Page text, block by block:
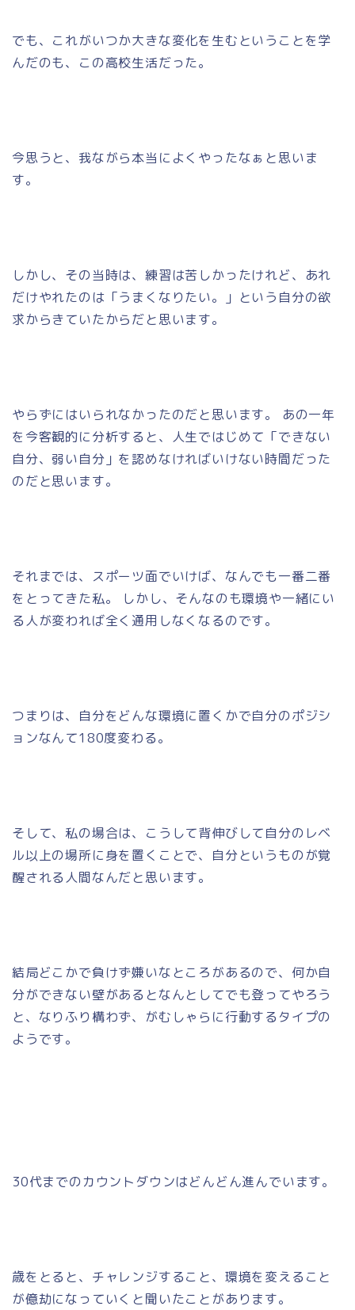
でも、これがいつか大きな変化を生むということを学
んだのも、この高校生活だった。
今思うと、我ながら本当によくやったなぁと思いま
す。
しかし、その当時は、練習は苦しかったけれど、あれ
だけやれたのは「うまくなりたい。」という自分の欲
求からきていたからだと思います。
やらずにはいられなかったのだと思います。 あの一年
を今客観的に分析すると、人生ではじめて「できない
自分、弱い自分」を認めなければいけない時間だった
のだと思います。
それまでは、スポーツ面でいけば、なんでも一番二番
をとってきた私。 しかし、そんなのも環境や一緒にい
る人が変われば全く通用しなくなるのです。
つまりは、自分をどんな環境に置くかで自分のポジシ
ョンなんて180度変わる。
そして、私の場合は、こうして背伸びして自分のレベ
ル以上の場所に身を置くことで、自分というものが覚
醒される人間なんだと思います。
結局どこかで負けず嫌いなところがあるので、何か自
分ができない壁があるとなんとしてでも登ってやろう
と、なりふり構わず、がむしゃらに行動するタイプの
ようです。
30代までのカウントダウンはどんどん進んでいます。
歳をとると、チャレンジすること、環境を変えること
が億劫になっていくと聞いたことがあります。